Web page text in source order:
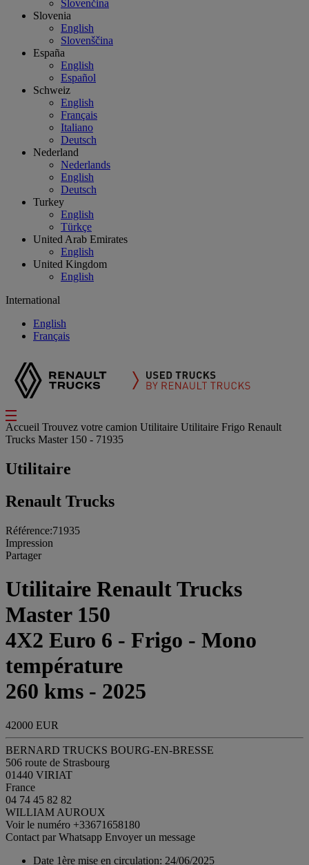
Slovenčina
Slovenia
English
Slovenščina
España
English
Español
Schweiz
English
Français
Italiano
Deutsch
Nederland
Nederlands
English
Deutsch
Turkey
English
Türkçe
United Arab Emirates
English
United Kingdom
English
International
English
Français
Accueil Trouvez votre camion Utilitaire Utilitaire Frigo Renault
Trucks Master 150 - 71935
Utilitaire
Renault Trucks
Référence:71935
Impression
Partager
Utilitaire Renault Trucks
Master 150
4X2 Euro 6 - Frigo - Mono
température
260 kms - 2025
42000 EUR
BERNARD TRUCKS BOURG-EN-BRESSE
506 route de Strasbourg
01440 VIRIAT
France
04 74 45 82 82
WILLIAM AUROUX
Voir le numéro +33671658180
Contact par Whatsapp Envoyer un message
Date 1ère mise en circulation: 24/06/2025